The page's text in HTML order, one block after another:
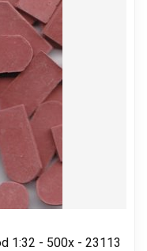
1:32 - 500x - 23113